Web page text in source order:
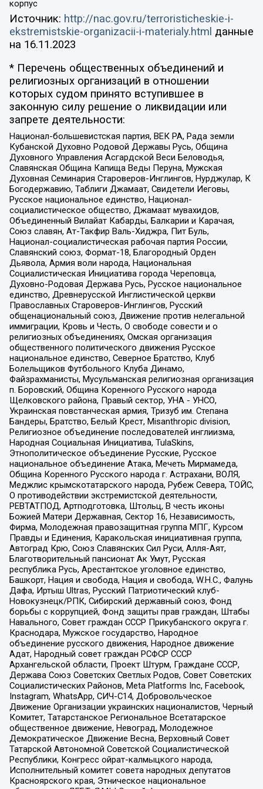
корпус
Источник: http://nac.gov.ru/terroristicheskie-i-
ekstremistskie-organizacii-i-materialy.html данные
на 16.11.2023
* Перечень общественных объединений и
религиозных организаций в отношении
которых судом принято вступившее в
законную силу решение о ликвидации или
запрете деятельности:
Национал-большевистская партия, ВЕК РА, Рада земли
Кубанской Духовно Родовой Державы Русь, Община
Духовного Управления Асгардской Веси Беловодья,
Славянская Община Капища Веды Перуна, Мужская
Духовная Семинария Староверов-Инглингов, Нурджулар, К
Богодержавию, Таблиги Джамаат, Свидетели Иеговы,
Русское национальное единство, Национал-
социалистическое общество, Джамаат мувахидов,
Объединенный Вилайат Кабарды, Балкарии и Карачая,
Союз славян, Ат-Такфир Валь-Хиджра, Пит Буль,
Национал-социалистическая рабочая партия России,
Славянский союз, Формат-18, Благородный Орден
Дьявола, Армия воли народа, Национальная
Социалистическая Инициатива города Череповца,
Духовно-Родовая Держава Русь, Русское национальное
единство, Древнерусской Инглистической церкви
Православных Староверов-Инглингов, Русский
общенациональный союз, Движение против нелегальной
иммиграции, Кровь и Честь, О свободе совести и о
религиозных объединениях, Омская организация
общественного политического движения Русское
национальное единство, Северное Братство, Клуб
Болельщиков Футбольного Клуба Динамо,
Файзрахманисты, Мусульманская религиозная организация
п. Боровский, Община Коренного Русского народа
Щелковского района, Правый сектор, УНА - УНСО,
Украинская повстанческая армия, Тризуб им. Степана
Бандеры, Братство, Белый Крест, Misanthropic division,
Религиозное объединение последователей инглиизма,
Народная Социальная Инициатива, TulaSkins,
Этнополитическое объединение Русские, Русское
национальное объединение Атака, Мечеть Мирмамеда,
Община Коренного Русского народа г. Астрахани, ВОЛЯ,
Меджлис крымскотатарского народа, Рубеж Севера, ТОЙС,
О противодействии экстремистской деятельности,
РЕВТАТПОД, Артподготовка, Штольц, В честь иконы
Божией Матери Державная, Сектор 16, Независимость,
Фирма, Молодежная правозащитная группа МПГ, Курсом
Правды и Единения, Каракольская инициативная группа,
Автоград Крю, Союз Славянских Сил Руси, Алля-Аят,
Благотворительный пансионат Ак Умут, Русская
республика Русь, Арестантское уголовное единство,
Башкорт, Нация и свобода, Нация и свобода, W.H.С., Фалунь
Дафа, Иртыш Ultras, Русский Патриотический клуб-
Новокузнецк/РПК, Сибирский державный союз, Фонд
борьбы с коррупцией, Фонд защиты прав граждан, Штабы
Навального, Совет граждан СССР Прикубанского округа г.
Краснодара, Мужское государство, Народное
объединение русского движения, Народное движение
Адат, Народный совет граждан РСФСР СССР
Архангельской области, Проект Штурм, Граждане СССР,
Держава Союз Советских Светлых Родов, Совет Советских
Социалистических Районов, Meta Platforms Inc, Facebook,
Instagram, WhatsApp, СИЧ-С14, Добровольческое
Движение Организации украинских националистов, Черный
Комитет, Татарстанское Региональное Всетатарское
общественное движение, Невоград, Молодежное
Демократическое Движение Весна, Верховный Совет
Татарской Автономной Советской Социалистической
Республики, Конгресс ойрат-калмыцкого народа,
Исполнительный комитет совета народных депутатов
Красноярского края, Этническое национальное